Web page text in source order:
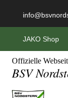
JAKO Shop
Offizielle
BSV